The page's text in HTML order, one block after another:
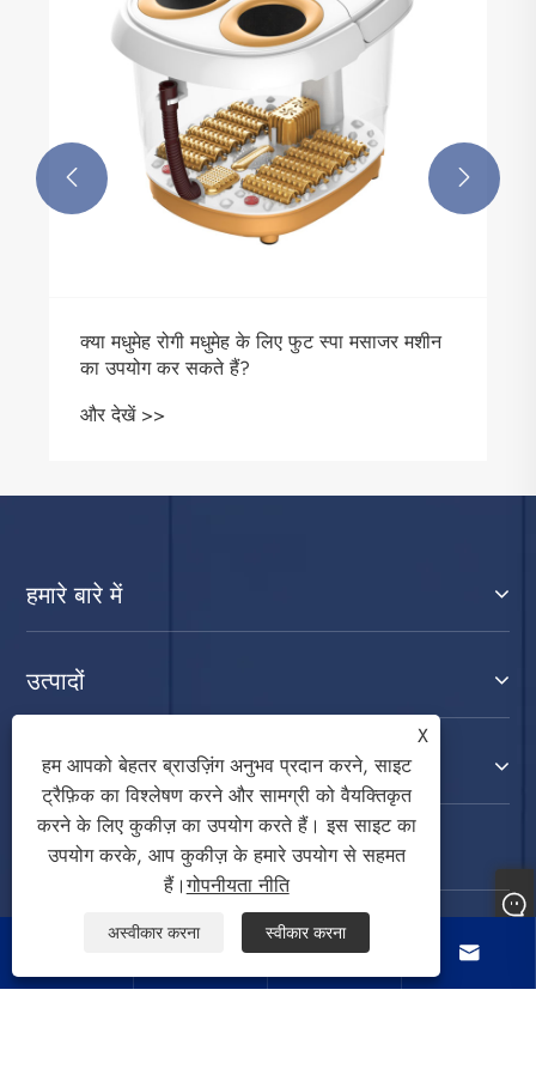
क्या मधुमेह रोगी मधुमेह के लिए फुट स्पा मसाजर मशीन
का उपयोग कर सकते हैं?
और देखें >>
 
हमारे बारे में
उत्पादों
संपर्क करें
हमारे पर का पालन करें
 
X
हम आपको बेहतर ब्राउज़िंग अनुभव प्रदान करने, साइट
ट्रैफ़िक का विश्लेषण करने और सामग्री को वैयक्तिकृत
करने के लिए कुकीज़ का उपयोग करते हैं। इस साइट का
उपयोग करके, आप कुकीज़ के हमारे उपयोग से सहमत
हैं।गोपनीयता नीति
अस्वीकार करना स्वीकार करना